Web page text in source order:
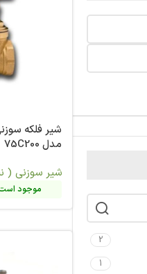
2
1
مدل 75C200
شیر سوزنی (
موجود